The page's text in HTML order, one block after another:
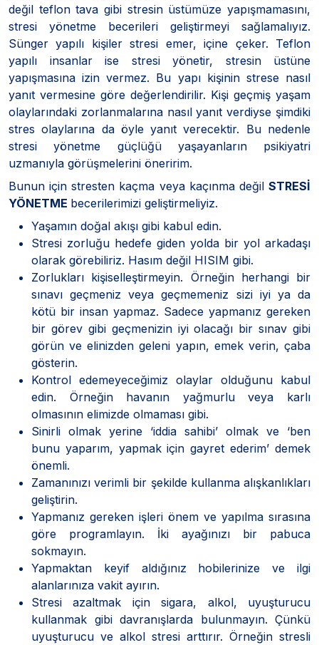
değil teflon tava gibi stresin üstümüze yapışmamasını,
stresi yönetme becerileri geliştirmeyi sağlamalıyız.
Sünger yapılı kişiler stresi emer, içine çeker. Teflon
yapılı insanlar ise stresi yönetir, stresin üstüne
yapışmasına izin vermez. Bu yapı kişinin strese nasıl
yanıt vermesine göre değerlendirilir. Kişi geçmiş yaşam
olaylarındaki zorlanmalarına nasıl yanıt verdiyse şimdiki
stres olaylarına da öyle yanıt verecektir. Bu nedenle
stresi yönetme güçlüğü yaşayanların psikiyatri
uzmanıyla görüşmelerini öneririm.
Bunun için stresten kaçma veya kaçınma değil STRESİ
YÖNETME becerilerimizi geliştirmeliyiz.
Yaşamın doğal akışı gibi kabul edin.
Stresi zorluğu hedefe giden yolda bir yol arkadaşı
olarak görebiliriz. Hasım değil HISIM gibi.
Zorlukları kişiselleştirmeyin. Örneğin herhangi bir
sınavı geçmeniz veya geçmemeniz sizi iyi ya da
kötü bir insan yapmaz. Sadece yapmanız gereken
bir görev gibi geçmenizin iyi olacağı bir sınav gibi
görün ve elinizden geleni yapın, emek verin, çaba
gösterin.
Kontrol edemeyeceğimiz olaylar olduğunu kabul
edin. Örneğin havanın yağmurlu veya karlı
olmasının elimizde olmaması gibi.
Sinirli olmak yerine ‘iddia sahibi’ olmak ve ‘ben
bunu yaparım, yapmak için gayret ederim’ demek
önemli.
Zamanınızı verimli bir şekilde kullanma alışkanlıkları
geliştirin.
Yapmanız gereken işleri önem ve yapılma sırasına
göre programlayın. İki ayağınızı bir pabuca
sokmayın.
Yapmaktan keyif aldığınız hobilerinize ve ilgi
alanlarınıza vakit ayırın.
Stresi azaltmak için sigara, alkol, uyuşturucu
kullanmak gibi davranışlarda bulunmayın. Çünkü
uyuşturucu ve alkol stresi arttırır. Örneğin stresli